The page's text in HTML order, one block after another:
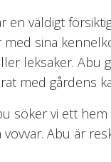
en väldigt
med sina
leksaker. Abu
med gårdens
söker vi ett
vovvar. Abu är